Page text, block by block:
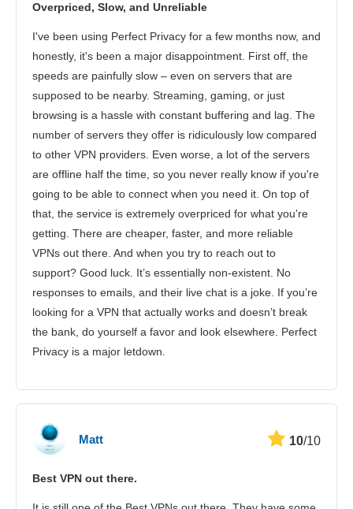
Overpriced, Slow, and Unreliable
I've been using Perfect Privacy for a few months now, and
honestly, it's been a major disappointment. First off, the
speeds are painfully slow – even on servers that are
supposed to be nearby. Streaming, gaming, or just
browsing is a hassle with constant buffering and lag. The
number of servers they offer is ridiculously low compared
to other VPN providers. Even worse, a lot of the servers
are offline half the time, so you never really know if you're
going to be able to connect when you need it. On top of
that, the service is extremely overpriced for what you're
getting. There are cheaper, faster, and more reliable
VPNs out there. And when you try to reach out to
support? Good luck. It’s essentially non-existent. No
responses to emails, and their live chat is a joke. If you’re
looking for a VPN that actually works and doesn’t break
the bank, do yourself a favor and look elsewhere. Perfect
Privacy is a major letdown.
Matt 10/10
Best VPN out there.